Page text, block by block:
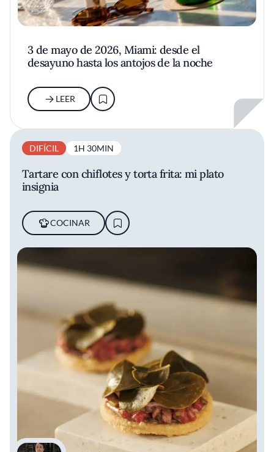
3 de mayo de 2026, Miami: desde el
desayuno hasta los antojos de la noche
LEER
DIFÍCIL 1H 30MIN
Tartare con chiflotes y torta frita: mi plato
insignia
COCINAR